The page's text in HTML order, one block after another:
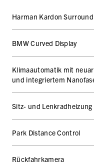
Harman Kardon
BMW Curved Display
Klimaautomatik mit
und integriertem
Sitz- und Lenkradheizung
Park Distance Control
Rückfahrkamera